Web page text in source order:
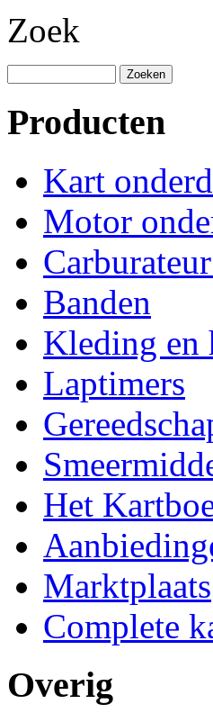
Zoek
Producten
Kart
Motor
Banden
Kleding en
Laptimers
Het
Marktplaats
Complete
Overig